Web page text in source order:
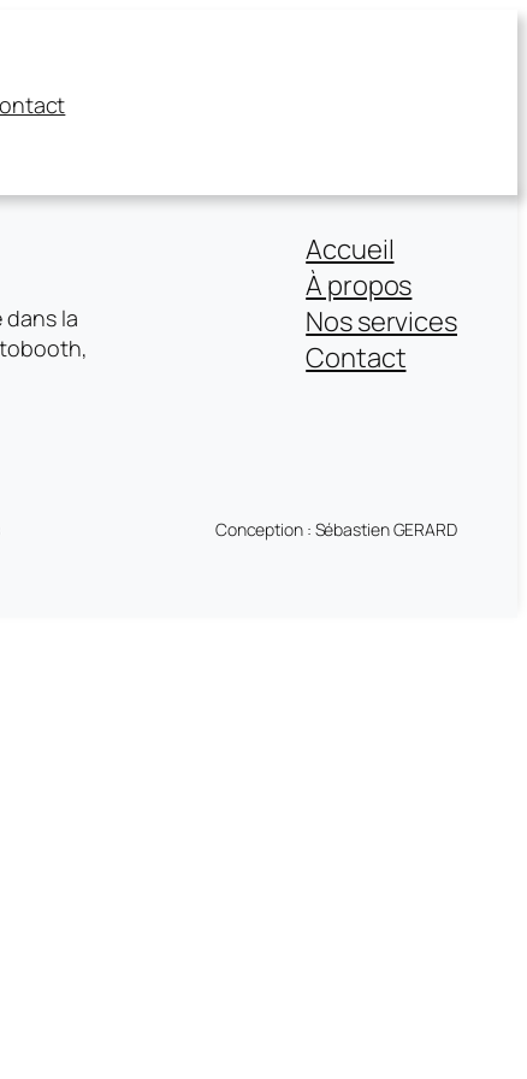
dans la
Accueil
À propos
Nos services
Contact
Conception : Sébastien GERARD